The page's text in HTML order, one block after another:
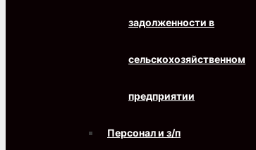
задолженности в
сельскохозяйственном
предприятии
Персонал и з/п